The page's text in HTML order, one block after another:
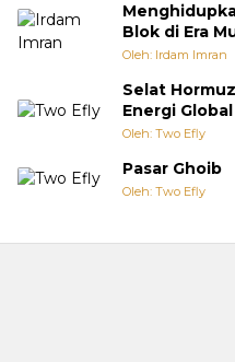
Blok di Era
Oleh: Irdam Imran
Selat
Energi Global
Oleh: Two Efly
Pasar Ghoib
Oleh: Two Efly